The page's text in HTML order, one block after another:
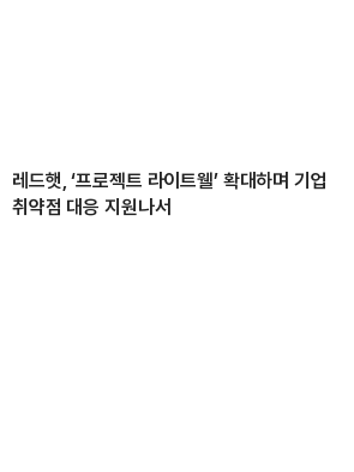
레드햇, ‘프로젝트 라이트웰’ 확대하며 기업
취약점 대응 지원나서